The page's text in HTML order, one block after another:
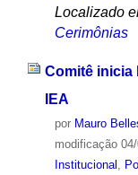
Localizado
Cerimônias
Comitê inicia
IEA
por Mauro
modificação04/
Institucional